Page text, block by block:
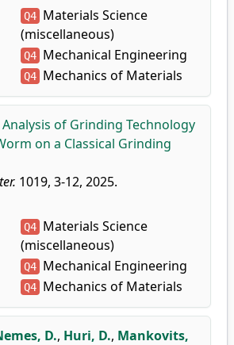
Q4 Materials Science
(miscellaneous)
Q4 Mechanical Engineering
Q4 Mechanics of Materials
Analysis of Grinding Technology
on a Classical Grinding
1019, 3-12, 2025.
Q4 Materials Science
(miscellaneous)
Q4 Mechanical Engineering
Q4 Mechanics of Materials
D., Huri, D., Mankovits,